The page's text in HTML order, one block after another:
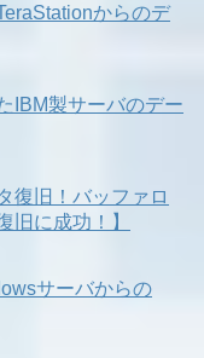
からのデ
IBM製サーバのデー
復旧！バッファロ
旧に成功！】
サーバからの